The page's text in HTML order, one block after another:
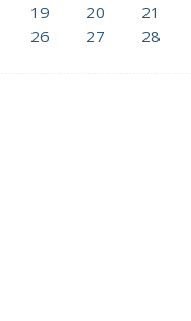
19 20 21
26 27 28